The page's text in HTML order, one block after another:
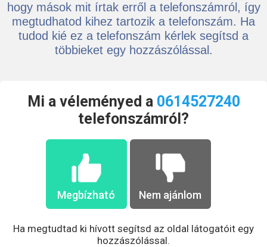
hogy mások mit írtak erről a telefonszámról, így
megtudhatod kihez tartozik a telefonszám. Ha
tudod kié ez a telefonszám kérlek segítsd a
többieket egy hozzászólással.
Mi a véleményed a 0614527240
telefonszámról?
Megbízható Nem ajánlom
Ha megtudtad ki hívott segítsd az oldal látogatóit egy
hozzászólással.